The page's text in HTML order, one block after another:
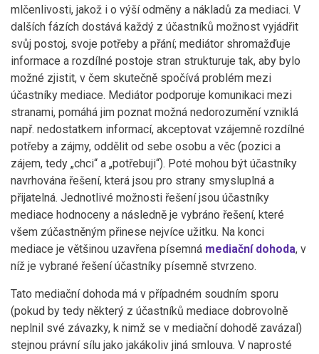
mlčenlivosti, jakož i o výší odměny a nákladů za mediaci. V
dalších fázích dostává každý z účastníků možnost vyjádřit
svůj postoj, svoje potřeby a přání; mediátor shromažďuje
informace a rozdílné postoje stran strukturuje tak, aby bylo
možné zjistit, v čem skutečně spočívá problém mezi
účastníky mediace. Mediátor podporuje komunikaci mezi
stranami, pomáhá jim poznat možná nedorozumění vzniklá
např. nedostatkem informací, akceptovat vzájemně rozdílné
potřeby a zájmy, oddělit od sebe osobu a věc (pozici a
zájem, tedy „chci“ a „potřebuji“). Poté mohou být účastníky
navrhována řešení, která jsou pro strany smysluplná a
přijatelná. Jednotlivé možnosti řešení jsou účastníky
mediace hodnoceny a následně je vybráno řešení, které
všem zúčastněným přinese nejvíce užitku. Na konci
mediace je většinou uzavřena písemná mediační dohoda, v
níž je vybrané řešení účastníky písemně stvrzeno.
Tato mediační dohoda má v případném soudním sporu
(pokud by tedy některý z účastníků mediace dobrovolně
neplnil své závazky, k nimž se v mediační dohodě zavázal)
stejnou právní sílu jako jakákoliv jiná smlouva. V naprosté